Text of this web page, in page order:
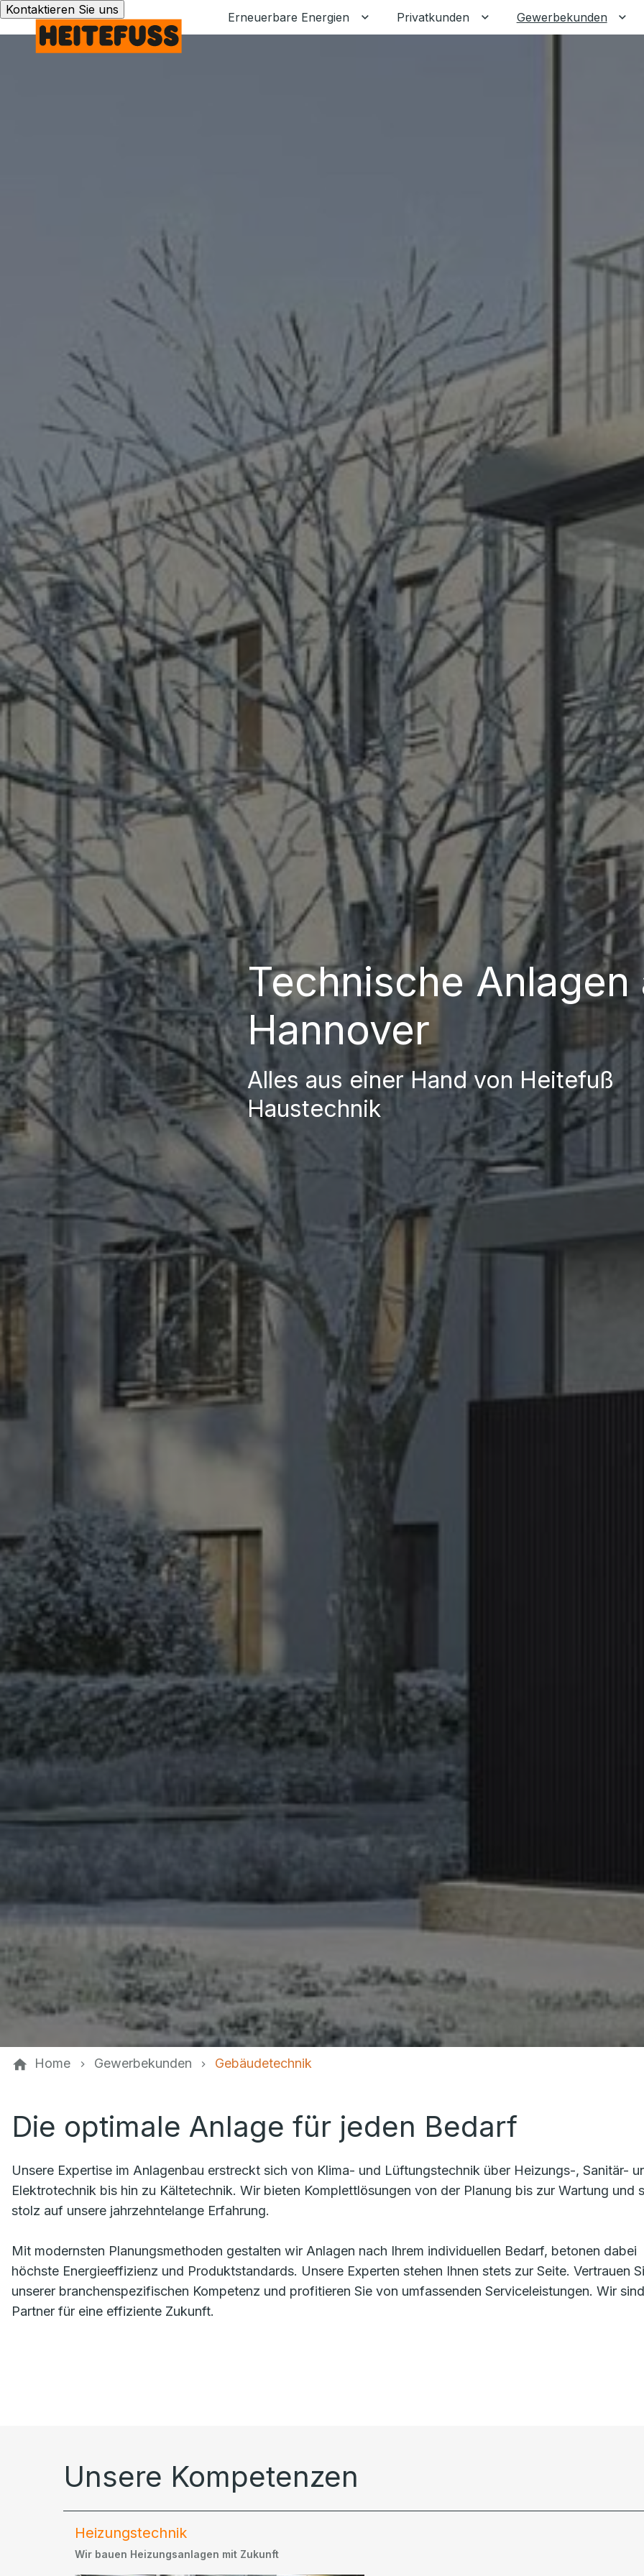
Kontaktieren Sie uns
Erneuerbare Energien Untermenü für Erneuerbare Energien umschalten
Privatkunden Untermenü für
Gewerbekunden
Technische Anlagen
Hannover
Alles aus einer Hand von Heitefuß
Haustechnik
Home Gewerbekunden Gebäudetechnik
Die optimale Anlage für jeden Bedarf
Unsere Expertise im Anlagenbau erstreckt sich von Klima- und Lüftungstechnik über Heizungs-, Sanitär-
Elektrotechnik bis hin zu Kältetechnik. Wir bieten Komplettlösungen von der Planung bis zur Wartung und
stolz auf unsere jahrzehntelange Erfahrung.
Mit modernsten Planungsmethoden gestalten wir Anlagen nach Ihrem individuellen Bedarf, betonen dabei
höchste Energieeffizienz und Produktstandards. Unsere Experten stehen Ihnen stets zur Seite. Vertrauen
unserer branchenspezifischen Kompetenz und profitieren Sie von umfassenden Serviceleistungen. Wir
Partner für eine effiziente Zukunft.
Unsere Kompetenzen
Heizungstechnik
Wir bauen Heizungsanlagen mit Zukunft